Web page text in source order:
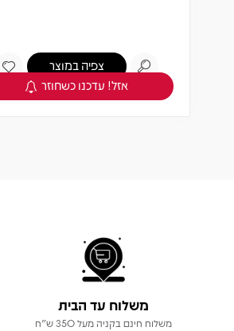
צפיה במוצר
אזל! עדכנו כשחוזר
משלוח עד הבית
משלוח חינם בקניה מעל 350 ש"ח